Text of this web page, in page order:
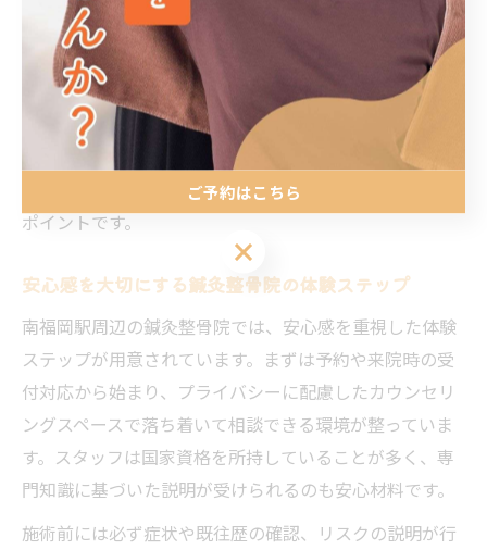
灸・手技療法などを組み合わせて対応します。
施術前にはリスクや注意点、施術内容の説明も行われる
ため、初めての方でも安心して受けられます。施術後は
身体の変化やセルフケアのアドバイスも受けられるた
め、日常生活での不調予防にもつながります。特に南福
岡駅周辺の鍼灸整骨院では、通院しやすい立地や駅近も
ポイントです。
安心感を大切にする鍼灸整骨院の体験ステップ
南福岡駅周辺の鍼灸整骨院では、安心感を重視した体験
ステップが用意されています。まずは予約や来院時の受
付対応から始まり、プライバシーに配慮したカウンセリ
ングスペースで落ち着いて相談できる環境が整っていま
す。スタッフは国家資格を所持していることが多く、専
門知識に基づいた説明が受けられるのも安心材料です。
施術前には必ず症状や既往歴の確認、リスクの説明が行
ご予約はこちら
ご予約はこちら